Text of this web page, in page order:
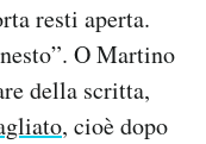
resti aperta.
O Martino
della scritta,
, cioè dopo